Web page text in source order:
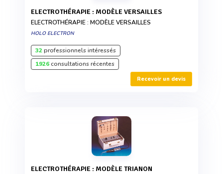
ELECTROTHÉRAPIE : MODÈLE VERSAILLES
ELECTROTHÉRAPIE : MODÈLE VERSAILLES
HOLO ELECTRON
32professionnels intéressés
1926consultations récentes
Recevoir un devis
ELECTROTHÉRAPIE : MODÈLE TRIANON